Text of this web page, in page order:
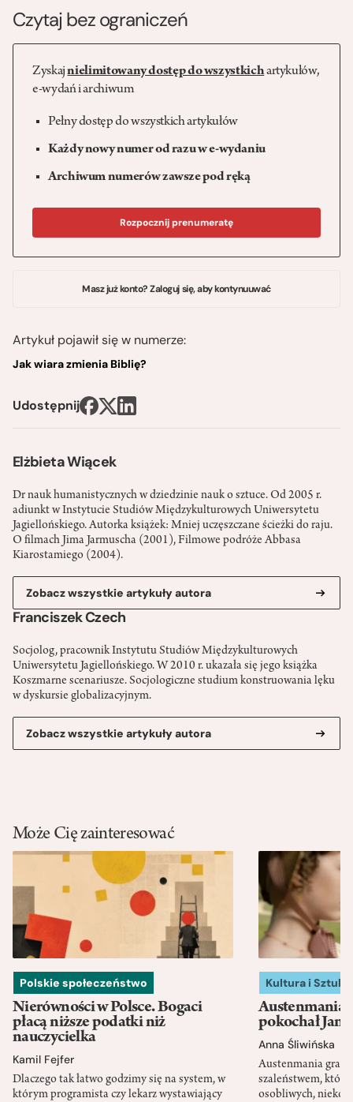
Elżbieta Wiącek
Dr nauk humanistycznych w dziedzinie nauk o sztuce. Od 2005 r.
adiunkt w Instytucie Studiów Międzykulturowych Uniwersytetu
Jagiellońskiego. Autorka książek: Mniej uczęszczane ścieżki do raju.
O filmach Jima Jarmuscha (2001), Filmowe podróże Abbasa
Kiarostamiego (2004).
Zobacz wszystkie artykuły autora
Franciszek Czech
Socjolog, pracownik Instytutu Studiów Międzykulturowych
Uniwersytetu Jagiellońskiego. W 2010 r. ukazała się jego książka
Koszmarne scenariusze. Socjologiczne studium konstruowania lęku
w dyskursie globalizacyjnym.
Zobacz wszystkie artykuły autora
Czytaj bez ograniczeń
Zyskajnielimitowany dostęp do wszystkichartykułów,
e-wydań i archiwum
Pełny dostęp do wszystkich artykułów
Każdy nowy numer od razu w e-wydaniu
Archiwum numerów zawsze pod ręką
Rozpocznij prenumeratę
Masz już konto? Zaloguj się, aby kontynuuwać
Artykuł pojawił się w numerze:
Jak wiara zmienia Biblię?
Udostępnij
Może Cię zainteresować
Polskie społeczeństwo
Nierówności w Polsce. Bogaci
płacą niższe podatki niż
nauczycielka
Kamil Fejfer
Dlaczego tak łatwo godzimy się na system, w
którym programista czy lekarz wystawiający
Kultura i Sztuka
Austenmania.
pokochał
Anna Śliwińska
Austenmania
szaleństwem, które
osobliwych,